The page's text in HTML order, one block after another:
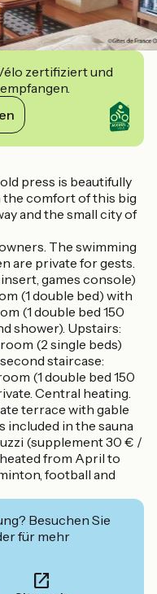
zertifiziert und
press is beautifully
the comfort of this big
and the small city of
The swimming
are private for gests.
games console)
(1 double bed) with
(1 double bed 150
shower). Upstairs:
(2 single beds)
staircase:
(1 double bed 150
Central heating.
terrace with gable
included in the sauna
(supplement 30 € /
from April to
football and
Besuchen Sie
für mehr